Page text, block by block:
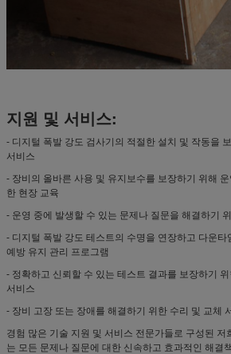
지원 및 서비스:
- 디지털 폭발 강도 검사기의 적절한 설치 및 작동을
서비스
- 장비의 올바른 사용 및 유지보수를 보장하기 위해
한 현장 교육
- 운영 중에 발생할 수 있는 문제나 질문을 해결하기
- 디지털 폭발 강도 테스트의 수명을 연장하고 다운타
예방 유지 관리 프로그램
- 정확하고 신뢰할 수 있는 테스트 결과를 보장하기
서비스
- 장비 고장 또는 장애를 해결하기 위한 수리 및 교체
경험 많은 기술 지원 및 서비스 전문가들로 구성된 저
는 모든 문제나 질문에 대한 신속하고 효과적인 해결